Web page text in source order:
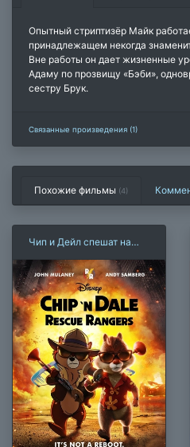
Опытный стриптизёр Майк
принадлежащем некогда
Вне работы он дает жизненные
Адаму по прозвищу «Бэби»,
сестру Брук.
Связанные произведения (1)
Похожие фильмы (4)
Чип и Дейл спешат на